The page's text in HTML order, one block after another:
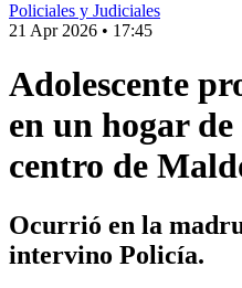
Policiales y Judiciales
21 Apr 2026 • 17:45
Adolescente
en un hogar
centro de
Ocurrió en la
intervino Policía.